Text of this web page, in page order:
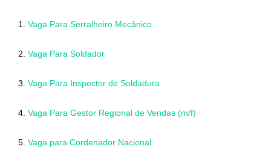
1. Vaga Para Serralheiro Mecânico
2. Vaga Para Soldador
3. Vaga Para Inspector de Soldadura
4. Vaga Para Gestor Regional de Vendas (m/f)
5. Vaga para Cordenador Nacional